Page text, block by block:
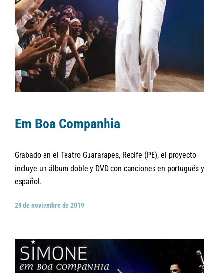
Em Boa Companhia
Grabado en el Teatro Guararapes, Recife (PE), el proyecto
incluye un álbum doble y DVD con canciones en portugués y
español.
29 de noviembre de 2019